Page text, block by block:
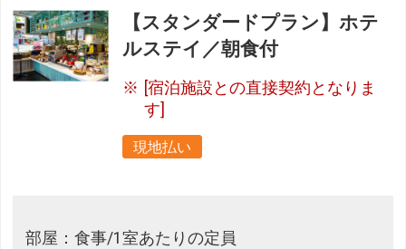
【スタンダードプラン】ホテ
ルステイ／朝食付
[宿泊施設との直接契約となりま
す]
現地払い
部屋：食事/1室あたりの定員